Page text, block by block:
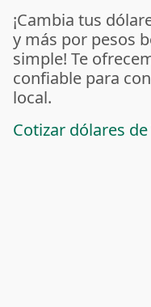
¡Cambia tus
y más por pesos
simple! Te
confiable para
local.
Cotizar dólares